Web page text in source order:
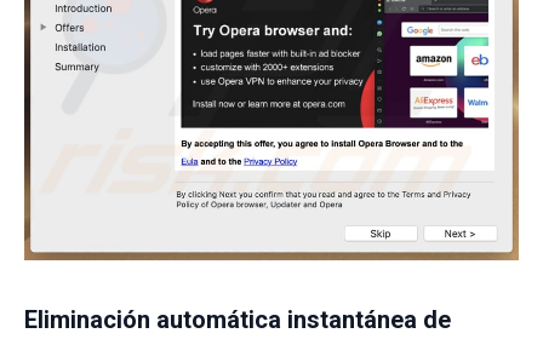
Eliminación automática instantánea de